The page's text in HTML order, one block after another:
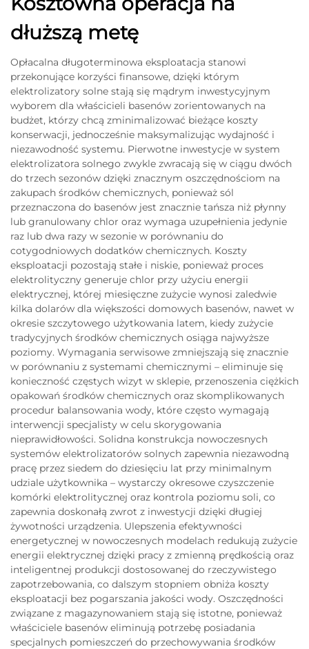
dłuższą metę
Opłacalna długoterminowa eksploatacja stanowi
przekonujące korzyści finansowe, dzięki którym
elektrolizatory solne stają się mądrym inwestycyjnym
wyborem dla właścicieli basenów zorientowanych na
budżet, którzy chcą zminimalizować bieżące koszty
konserwacji, jednocześnie maksymalizując wydajność i
niezawodność systemu. Pierwotne inwestycje w system
elektrolizatora solnego zwykle zwracają się w ciągu dwóch
do trzech sezonów dzięki znacznym oszczędnościom na
zakupach środków chemicznych, ponieważ sól
przeznaczona do basenów jest znacznie tańsza niż płynny
lub granulowany chlor oraz wymaga uzupełnienia jedynie
raz lub dwa razy w sezonie w porównaniu do
cotygodniowych dodatków chemicznych. Koszty
eksploatacji pozostają stałe i niskie, ponieważ proces
elektrolityczny generuje chlor przy użyciu energii
elektrycznej, której miesięczne zużycie wynosi zaledwie
kilka dolarów dla większości domowych basenów, nawet w
okresie szczytowego użytkowania latem, kiedy zużycie
tradycyjnych środków chemicznych osiąga najwyższe
poziomy. Wymagania serwisowe zmniejszają się znacznie
w porównaniu z systemami chemicznymi – eliminuje się
konieczność częstych wizyt w sklepie, przenoszenia ciężkich
opakowań środków chemicznych oraz skomplikowanych
procedur balansowania wody, które często wymagają
interwencji specjalisty w celu skorygowania
nieprawidłowości. Solidna konstrukcja nowoczesnych
systemów elektrolizatorów solnych zapewnia niezawodną
pracę przez siedem do dziesięciu lat przy minimalnym
udziale użytkownika – wystarczy okresowe czyszczenie
komórki elektrolitycznej oraz kontrola poziomu soli, co
zapewnia doskonałą zwrot z inwestycji dzięki długiej
żywotności urządzenia. Ulepszenia efektywności
energetycznej w nowoczesnych modelach redukują zużycie
energii elektrycznej dzięki pracy z zmienną prędkością oraz
inteligentnej produkcji dostosowanej do rzeczywistego
zapotrzebowania, co dalszym stopniem obniża koszty
eksploatacji bez pogarszania jakości wody. Oszczędności
związane z magazynowaniem stają się istotne, ponieważ
właściciele basenów eliminują potrzebę posiadania
specjalnych pomieszczeń do przechowywania środków